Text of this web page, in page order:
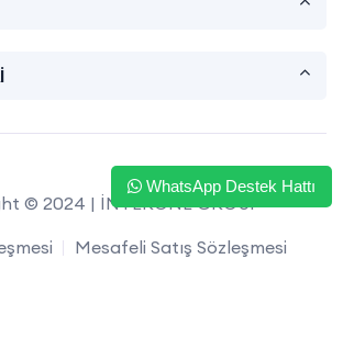
© 2024 | İNTERONE GROUP
Mesafeli Satış Sözleşmesi
WhatsApp Destek Hattı